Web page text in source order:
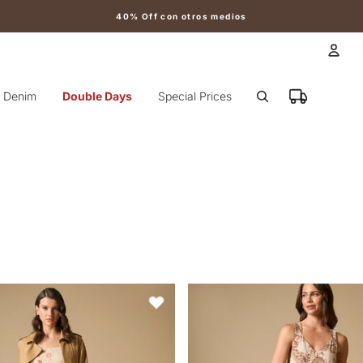
40% Off con otros medios
Denim Double Days Special Prices
tiras con silueta fluida - Blanco
Favoritos
Vestido largo manga sisa de